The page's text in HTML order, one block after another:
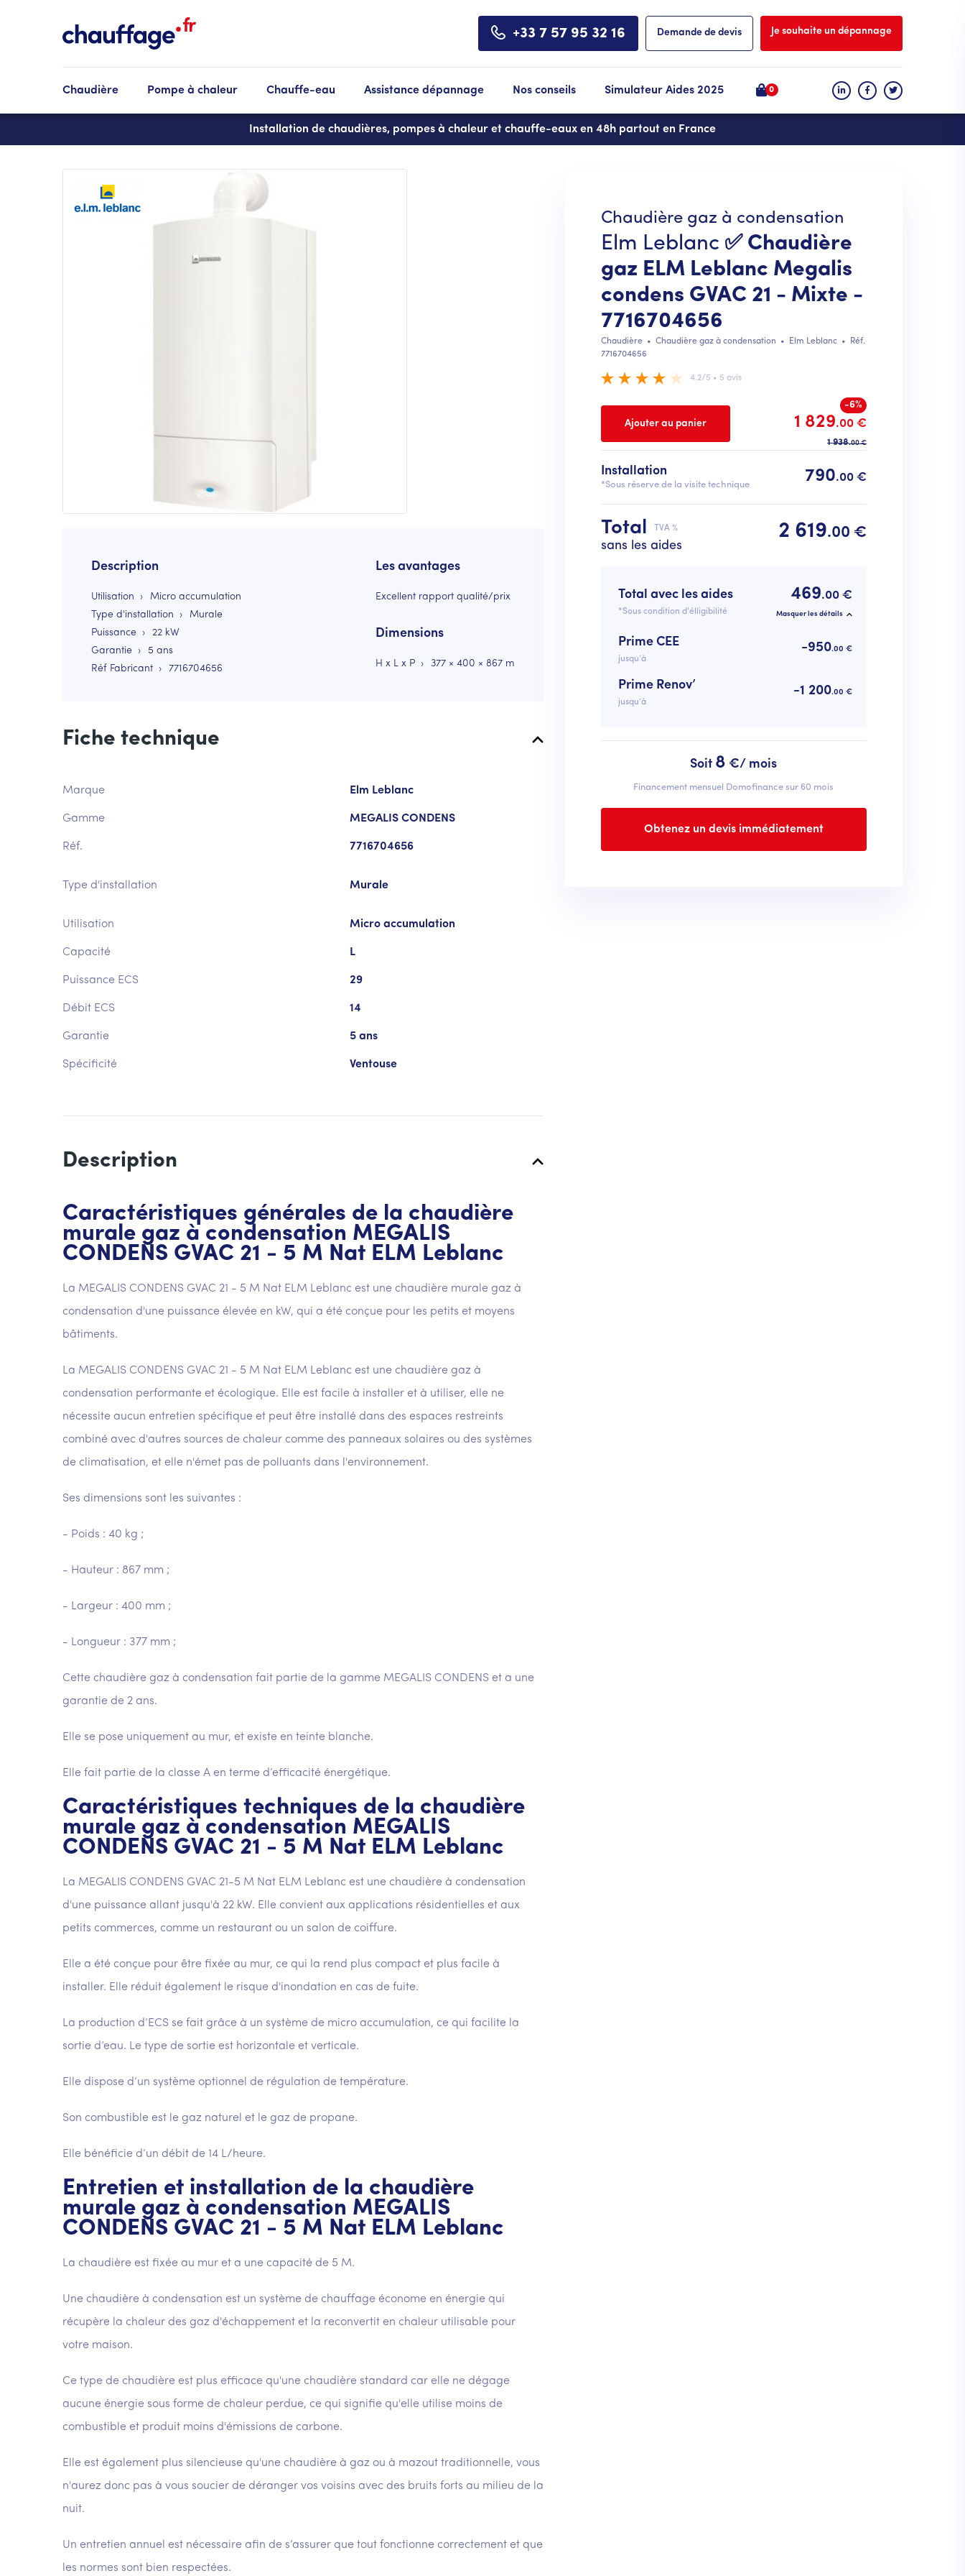
+33 7 57 95 32 16 Demande de devis Je souhaite un dépannage
Chaudière Pompe à chaleur Chauffe-eau Assistance dépannage Nos conseils Simulateur Aides 2025 0
Installation de chaudières, pompes à chaleur et chauffe-eaux en 48h partout en France
Description
Utilisation
Micro accumulation
Type d'installation
Murale
Puissance
22 kW
Garantie
5 ans
Réf Fabricant
7716704656
Les avantages
Excellent rapport qualité/prix
Dimensions
H x L x P 377 × 400 × 867 m
Fiche technique
Marque Elm Leblanc
Gamme MEGALIS CONDENS
Réf. 7716704656
Type d'installation Murale
Utilisation Micro accumulation
Capacité L
Puissance ECS 29
Débit ECS 14
Garantie 5 ans
Spécificité Ventouse
Description
Caractéristiques générales de la chaudière
murale gaz à condensation MEGALIS
CONDENS GVAC 21 - 5 M Nat ELM Leblanc
La MEGALIS CONDENS GVAC 21 - 5 M Nat ELM Leblanc est une chaudière murale gaz à
condensation d'une puissance élevée en kW, qui a été conçue pour les petits et moyens
bâtiments.
La MEGALIS CONDENS GVAC 21 - 5 M Nat ELM Leblanc est une chaudière gaz à
condensation performante et écologique. Elle est facile à installer et à utiliser, elle ne
nécessite aucun entretien spécifique et peut être installé dans des espaces restreints
combiné avec d'autres sources de chaleur comme des panneaux solaires ou des systèmes
de climatisation, et elle n'émet pas de polluants dans l'environnement.
Ses dimensions sont les suivantes :
- Poids : 40 kg ;
- Hauteur : 867 mm ;
- Largeur : 400 mm ;
- Longueur : 377 mm ;
Cette chaudière gaz à condensation fait partie de la gamme MEGALIS CONDENS et a une
garantie de 2 ans.
Elle se pose uniquement au mur, et existe en teinte blanche.
Elle fait partie de la classe A en terme d’efficacité énergétique.
Caractéristiques techniques de la chaudière
murale gaz à condensation MEGALIS
CONDENS GVAC 21 - 5 M Nat ELM Leblanc
La MEGALIS CONDENS GVAC 21-5 M Nat ELM Leblanc est une chaudière à condensation
d'une puissance allant jusqu'à 22 kW. Elle convient aux applications résidentielles et aux
petits commerces, comme un restaurant ou un salon de coiffure.
Elle a été conçue pour être fixée au mur, ce qui la rend plus compact et plus facile à
installer. Elle réduit également le risque d'inondation en cas de fuite.
La production d’ECS se fait grâce à un système de micro accumulation, ce qui facilite la
sortie d’eau. Le type de sortie est horizontale et verticale.
Elle dispose d’un système optionnel de régulation de température.
Son combustible est le gaz naturel et le gaz de propane.
Elle bénéficie d’un débit de 14 L/heure.
Entretien et installation de la chaudière
murale gaz à condensation MEGALIS
CONDENS GVAC 21 - 5 M Nat ELM Leblanc
La chaudière est fixée au mur et a une capacité de 5 M.
Une chaudière à condensation est un système de chauffage économe en énergie qui
récupère la chaleur des gaz d'échappement et la reconvertit en chaleur utilisable pour
votre maison.
Ce type de chaudière est plus efficace qu'une chaudière standard car elle ne dégage
aucune énergie sous forme de chaleur perdue, ce qui signifie qu'elle utilise moins de
combustible et produit moins d'émissions de carbone.
Elle est également plus silencieuse qu'une chaudière à gaz ou à mazout traditionnelle, vous
n'aurez donc pas à vous soucier de déranger vos voisins avec des bruits forts au milieu de la
nuit.
Un entretien annuel est nécessaire afin de s’assurer que tout fonctionne correctement et que
les normes sont bien respectées.
Chaudière gaz à condensation
Elm Leblanc ✅ Chaudière
gaz ELM Leblanc Megalis
condens GVAC 21 - Mixte -
7716704656
Chaudière • Chaudière gaz à condensation • Elm Leblanc• Réf.
7716704656
4.2/5 • 5 avis
-6%
1 829.00 €
1 938.00 €
Installation
*Sous réserve de la visite technique 790.00 €
Total TVA %
sans les aides
2 619.00 €
Total avec les aides
*Sous condition d'élligibilité
469.00 €
Masquer les détails
Prime CEE
jusqu’à
-950.00 €
Prime Renov’
jusqu’à
-1 200.00 €
Soit 8 €/ mois
Financement mensuel Domofinance sur 60 mois
Obtenez un devis immédiatement